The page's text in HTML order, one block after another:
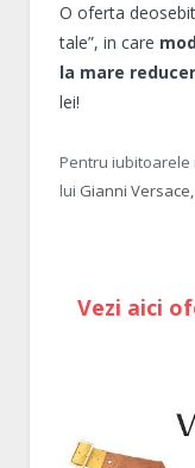
O oferta
tale”, in care
la mare
lei!
Pentru iubitoarele
lui Gianni
Vezi aici